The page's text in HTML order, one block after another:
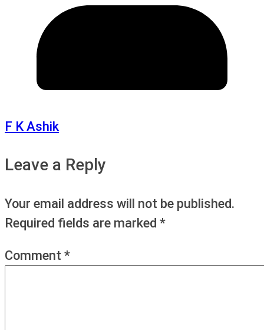
F K Ashik
Leave a Reply
Your email address will not be published.
Required fields are marked *
Comment *